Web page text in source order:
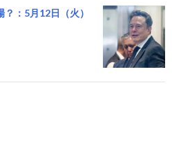
：5月12日（火）